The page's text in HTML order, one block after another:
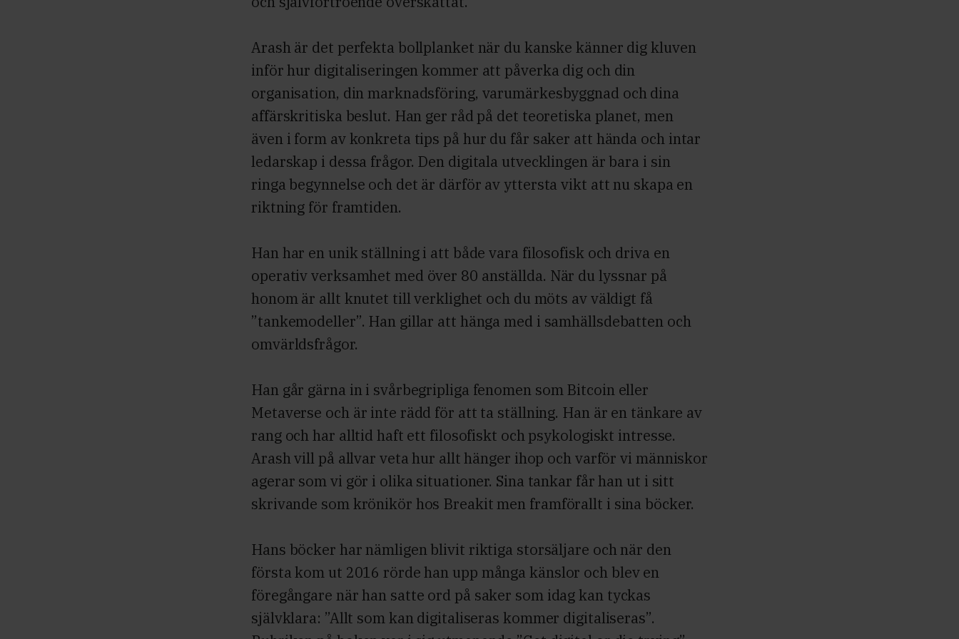
Arash är det perfekta bollplanket när du kanske känner dig kluven
inför hur digitaliseringen kommer att påverka dig och din
organisation, din marknadsföring, varumärkesbyggnad och dina
affärskritiska beslut. Han ger råd på det teoretiska planet, men
även i form av konkreta tips på hur du får saker att hända och intar
ledarskap i dessa frågor. Den digitala utvecklingen är bara i sin
ringa begynnelse och det är därför av yttersta vikt att nu skapa en
riktning för framtiden.
Han har en unik ställning i att både vara filosofisk och driva en
operativ verksamhet med över 80 anställda. När du lyssnar på
honom är allt knutet till verklighet och du möts av väldigt få
”tankemodeller”. Han gillar att hänga med i samhällsdebatten och
omvärldsfrågor.
Han går gärna in i svårbegripliga fenomen som Bitcoin eller
Metaverse och är inte rädd för att ta ställning. Han är en tänkare av
rang och har alltid haft ett filosofiskt och psykologiskt intresse.
Arash vill på allvar veta hur allt hänger ihop och varför vi människor
agerar som vi gör i olika situationer. Sina tankar får han ut i sitt
skrivande som krönikör hos Breakit men framförallt i sina böcker.
Hans böcker har nämligen blivit riktiga storsäljare och när den
första kom ut 2016 rörde han upp många känslor och blev en
föregångare när han satte ord på saker som idag kan tyckas
självklara: ”Allt som kan digitaliseras kommer digitaliseras”.